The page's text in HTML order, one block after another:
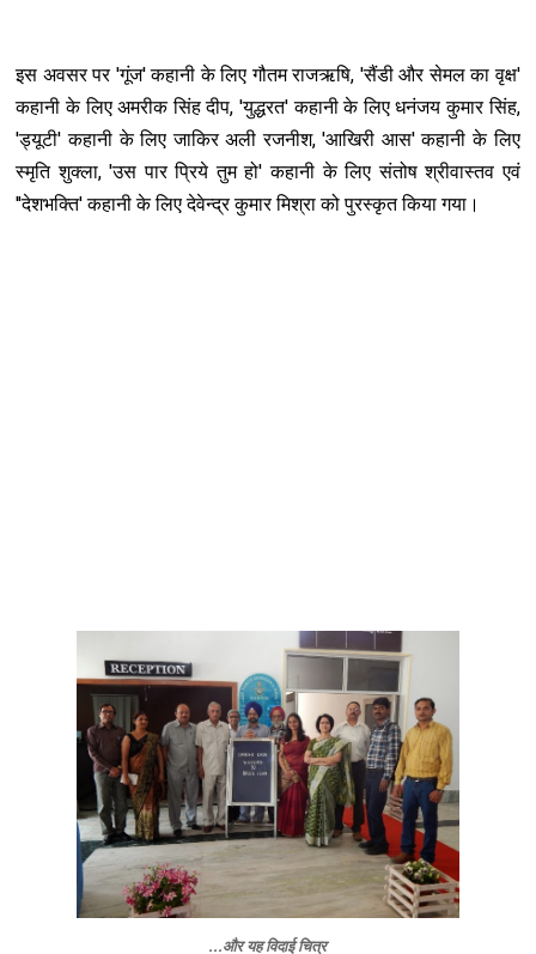
इस अवसर पर 'गूंज' कहानी के लिए गौतम राजऋ‍षि, 'सैंडी और सेमल का वृक्ष'
कहानी के लिए अमरीक सिंह दीप, 'युद्धरत' कहानी के लिए धनंजय कुमार सिंह,
'ड्यूटी' कहानी के लिए जाकिर अली रजनीश, 'आखि‍री आस' कहानी के लिए
स्मृति शुक्ला, 'उस पार प्रिये तुम हो' कहानी के लिए संतोष श्रीवास्तव एवं
''देशभक्ति' कहानी के लिए देवेन्द्र कुमार मिश्रा को पुरस्कृत किया गया।
...और यह विदाई चित्र